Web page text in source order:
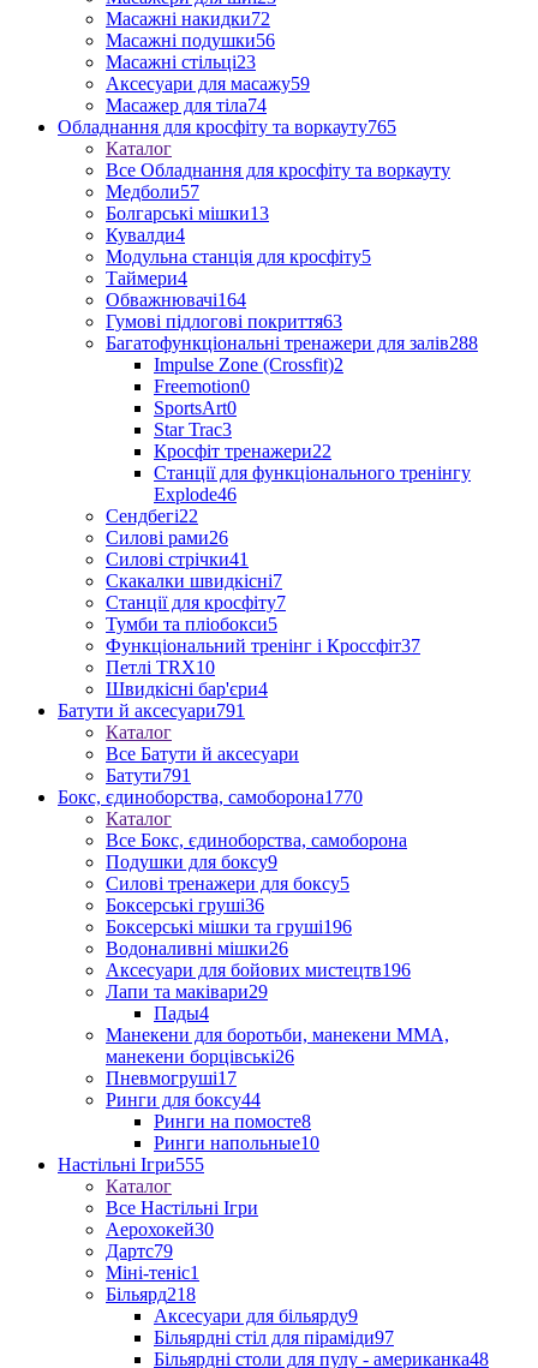
Масажні накидки72
Масажні подушки56
Масажні стільці23
Аксесуари для масажу59
Масажер для тіла74
Обладнання для кросфіту та воркауту765
Каталог
Все Обладнання для кросфіту та воркауту
Медболи57
Болгарські мішки13
Кувалди4
Модульна станція для кросфіту5
Таймери4
Обважнювачі164
Гумові підлогові покриття63
Багатофункціональні тренажери для залів288
Impulse Zone (Crossfit)2
Freemotion0
SportsArt0
Star Trac3
Кросфіт тренажери22
Станції для функціонального тренінгу
Explode46
Сендбегі22
Силові рами26
Силові стрічки41
Скакалки швидкісні7
Станції для кросфіту7
Тумби та пліобокси5
Функціональний тренінг і Кроссфіт37
Петлі TRX10
Швидкісні бар'єри4
Батути й аксесуари791
Каталог
Все Батути й аксесуари
Батути791
Бокс, єдиноборства, самоборона1770
Каталог
Все Бокс, єдиноборства, самоборона
Подушки для боксу9
Силові тренажери для боксу5
Боксерські груші36
Боксерські мішки та груші196
Водоналивні мішки26
Аксесуари для бойових мистецтв196
Лапи та маківари29
Пады4
Манекени для боротьби, манекени ММА,
манекени борцівські26
Пневмогруші17
Ринги для боксу44
Ринги на помосте8
Ринги напольные10
Настільні Ігри555
Каталог
Все Настільні Ігри
Аерохокей30
Дартс79
Міні-теніс1
Більярд218
Аксесуари для більярду9
Більярдні стіл для піраміди97
Більярдні столи для пулу - американка48